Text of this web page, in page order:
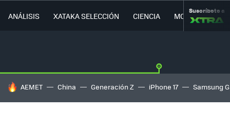
ANÁLISIS XATAKA SELECCIÓN CIENCIA MOVILIDAD
Suscríbete a
HOY SE HABLA DE
AEMET China Generación Z iPhone 17 Samsung